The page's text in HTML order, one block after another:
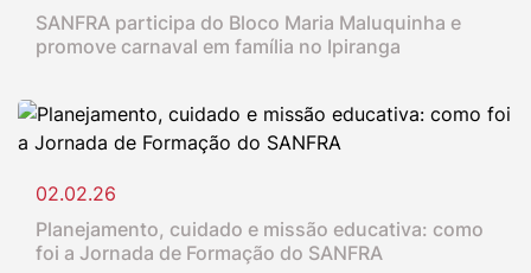
SANFRA participa do Bloco Maria Maluquinha e
promove carnaval em família no Ipiranga
02.02.26
Planejamento, cuidado e missão educativa: como
foi a Jornada de Formação do SANFRA